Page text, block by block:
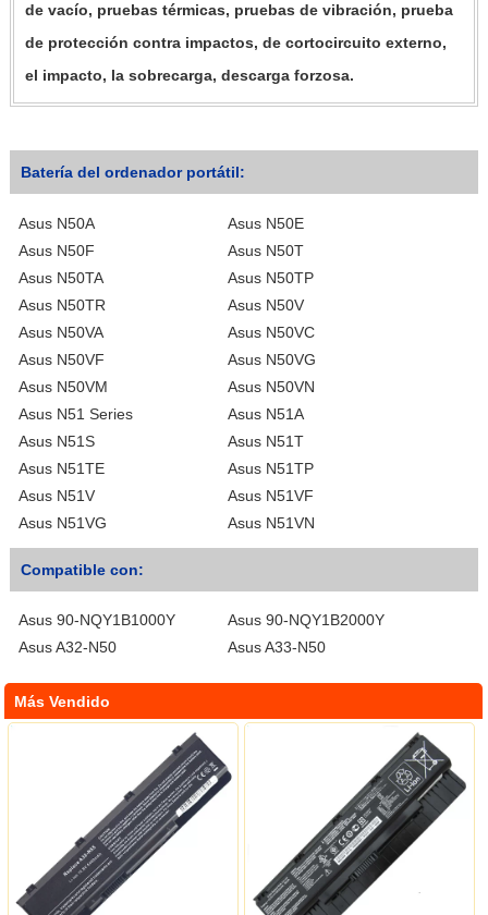
de vacío, pruebas térmicas, pruebas de vibración, prueba
de protección contra impactos, de cortocircuito externo,
el impacto, la sobrecarga, descarga forzosa.
Batería del ordenador portátil:
Asus N50A
Asus N50E
Asus N50F
Asus N50T
Asus N50TA
Asus N50TP
Asus N50TR
Asus N50V
Asus N50VA
Asus N50VC
Asus N50VF
Asus N50VG
Asus N50VM
Asus N50VN
Asus N51 Series
Asus N51A
Asus N51S
Asus N51T
Asus N51TE
Asus N51TP
Asus N51V
Asus N51VF
Asus N51VG
Asus N51VN
Compatible con:
Asus 90-NQY1B1000Y
Asus 90-NQY1B2000Y
Asus A32-N50
Asus A33-N50
Más Vendido